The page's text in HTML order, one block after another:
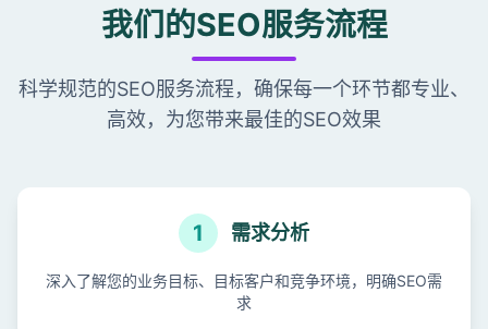
我们的SEO服务流程
科学规范的SEO服务流程，确保每一个环节都专业、
高效，为您带来最佳的SEO效果
1 需求分析
深入了解您的业务目标、目标客户和竞争环境，明确SEO需
求